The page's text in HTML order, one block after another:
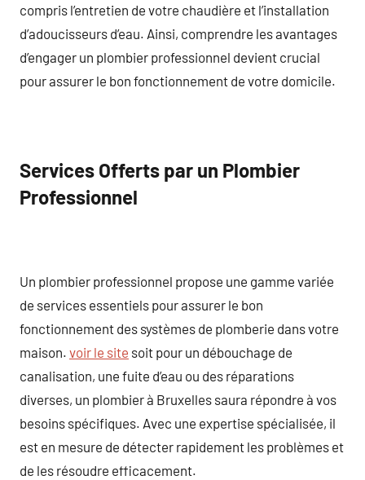
compris l’entretien de votre chaudière et l’installation
d’adoucisseurs d’eau. Ainsi, comprendre les avantages
d’engager un plombier professionnel devient crucial
pour assurer le bon fonctionnement de votre domicile.
Services Offerts par un Plombier
Professionnel
Un plombier professionnel propose une gamme variée
de services essentiels pour assurer le bon
fonctionnement des systèmes de plomberie dans votre
maison. voir le site soit pour un débouchage de
canalisation, une fuite d’eau ou des réparations
diverses, un plombier à Bruxelles saura répondre à vos
besoins spécifiques. Avec une expertise spécialisée, il
est en mesure de détecter rapidement les problèmes et
de les résoudre efficacement.